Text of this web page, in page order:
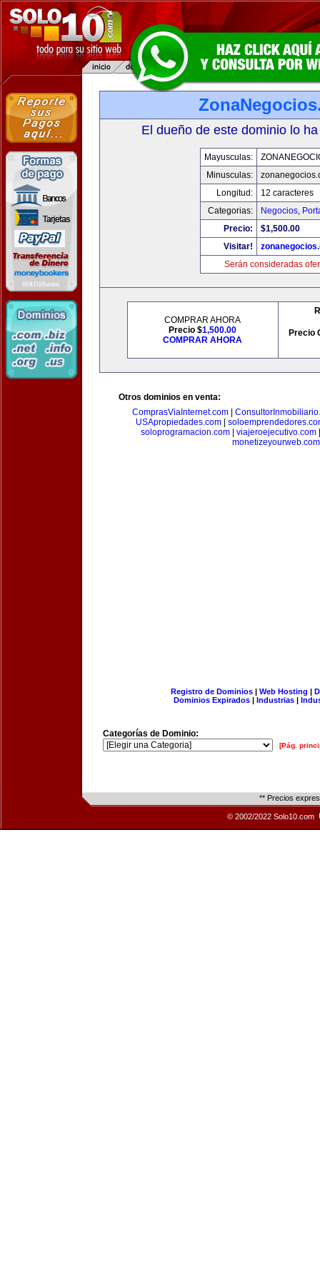
El dueño de este dominio lo
Mayusculas:
Minusculas:
Longitud:
12 caracteres
Categorias:
Negocios,
Precio:
$1,500.00
Visitar!
Serán consideradas
COMPRAR AHORA
Precio $1,500.00
COMPRAR AHORA
Precio
Otros dominios en venta:
ComprasViaInternet.com
USApropiedades.com
soloprogramacion.com
viajeroejecutivo.com
monetizeyourweb.com
Registro de Dominios| Web Hosting |
Dominios Expirados | Industrias |
Categorías de Dominio:
[Pág.
** Precios
© 2002/2022 Solo10.com